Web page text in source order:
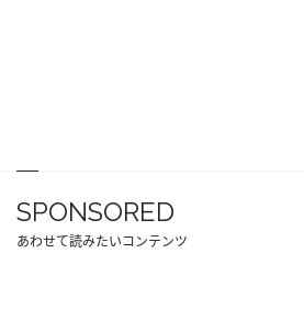
SPONSORED
あわせて読みたいコンテンツ